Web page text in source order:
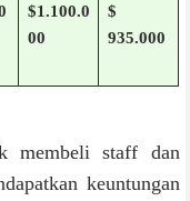
$1.100.0
00
$
935.000
membeli staff dan
keuntungan